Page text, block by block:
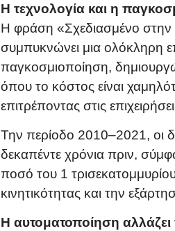
Η τεχνολογία και η
Η φράση «Σχεδιασμένο στην
συμπυκνώνει μια ολόκληρη
παγκοσμιοποίηση,
όπου το κόστος είναι
επιτρέποντας στις
Την περίοδο 2010–2021, οι
δεκαπέντε χρόνια πριν,
ποσό του 1
κινητικότητας και την
Η αυτοματοποίηση αλλάζει